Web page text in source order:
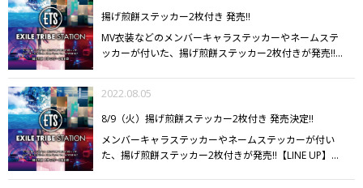
公演を開催。昨年9月からスタートした20周年イヤーの
集大成となる今回のツアーだが、EXILEにとって「ドー
ムツアー」とはどんなものなのか？ 過去のドームツア
ATSUSHIが限定復帰して20周年イヤーの節目も締めくく
る。TAKAHIRO、NAOTO、白濱亜嵐が「EXILEとドー
TOKYO/OSAKAのみの販売となります。 ※EXILE TRIBE
STATION ONLINE STOREでの販売はございません。 ぜ
ひ、チェックしてください!!
スティバルにぴったりのラインナップ!!
てください!!
揚げ煎餅ステッカー2枚付き 発売!!
MV衣装などのメンバーキャラステッカーやネームステ
ッカーが付いた、揚げ煎餅ステッカー2枚付きが発売!!
ver./GENERATIONS
RAMPAGE・High Fever ver./FANTASTICS・Animal ver.
8/9（火）揚げ煎餅ステッカー2枚付き 発売決定!!
2022.08.05
メンバーキャラステッカーやネームステッカーが付い
た、揚げ煎餅ステッカー2枚付きが発売!! 【LINE UP】 ・